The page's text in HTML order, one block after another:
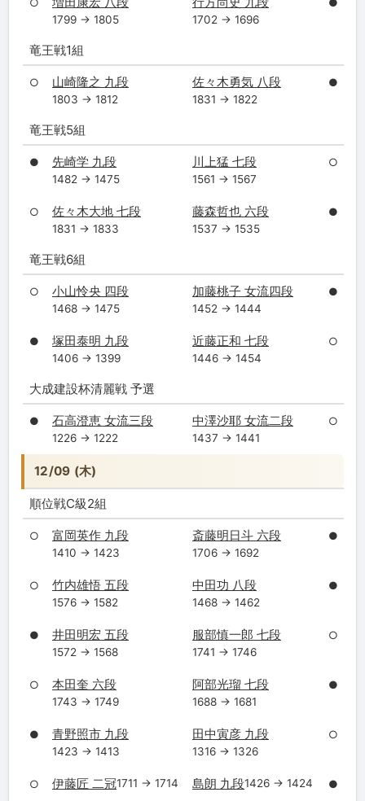
○
1799 → 1805 1702 → 1696
●
竜王戦1組
○ 山崎隆之 九段
1803 → 1812
佐々木勇気 八段
1831 → 1822
●
竜王戦5組
● 先崎学 九段
1482 → 1475
川上猛 七段
1561 → 1567
○
○ 佐々木大地 七段
1831 → 1833
藤森哲也 六段
1537 → 1535
●
竜王戦6組
○ 小山怜央 四段
1468 → 1475
加藤桃子 女流四段
1452 → 1444
●
● 塚田泰明 九段
1406 → 1399
近藤正和 七段
1446 → 1454
○
大成建設杯清麗戦 予選
● 石高澄恵 女流三段
1226 → 1222
中澤沙耶 女流二段
1437 → 1441
○
12/09 (木)
順位戦C級2組
○ 富岡英作 九段
1410 → 1423
斎藤明日斗 六段
1706 → 1692
●
○ 竹内雄悟 五段
1576 → 1582
中田功 八段
1468 → 1462
●
● 井田明宏 五段
1572 → 1568
服部慎一郎 七段
1741 → 1746
○
○ 本田奎 六段
1743 → 1749
阿部光瑠 七段
1688 → 1681
●
● 青野照市 九段
1423 → 1413
田中寅彦 九段
1316 → 1326
○
○ 伊藤匠 二冠1711 → 1714 島朗 九段1426 → 1424 ●